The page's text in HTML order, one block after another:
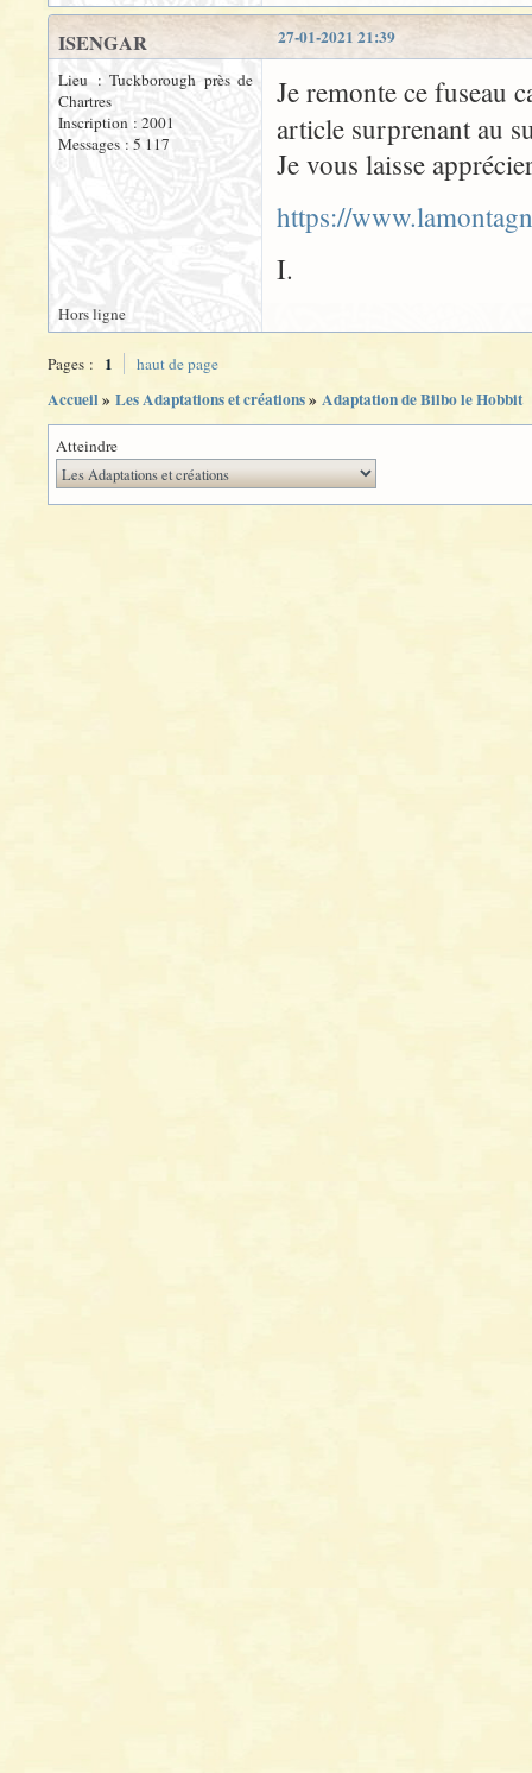
27-01-2021 21:39
ISENGAR
Lieu : Tuckborough près de
Chartres
Inscription : 2001
Messages : 5 117
Je remonte ce fuseau
article surprenant au
Je vous laisse
https://
I.
Hors ligne
Pages : 1 haut de page
Accueil» Les Adaptations et créations» Adaptation de Bilbo le Hobbit
Atteindre